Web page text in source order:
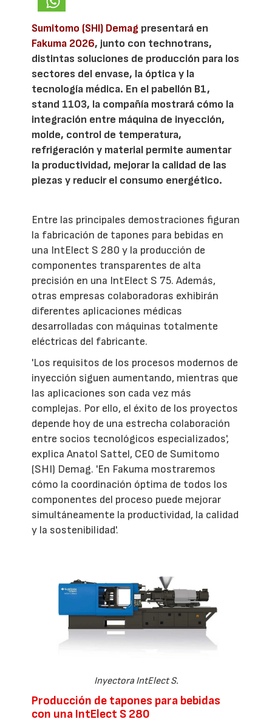
Sumitomo (SHI) Demag presentará en
Fakuma 2026, junto con technotrans,
distintas soluciones de producción para los
sectores del envase, la óptica y la
tecnología médica. En el pabellón B1,
stand 1103, la compañía mostrará cómo la
integración entre máquina de inyección,
molde, control de temperatura,
refrigeración y material permite aumentar
la productividad, mejorar la calidad de las
piezas y reducir el consumo energético.
Entre las principales demostraciones figuran
la fabricación de tapones para bebidas en
una IntElect S 280 y la producción de
componentes transparentes de alta
precisión en una IntElect S 75. Además,
otras empresas colaboradoras exhibirán
diferentes aplicaciones médicas
desarrolladas con máquinas totalmente
eléctricas del fabricante.
'Los requisitos de los procesos modernos de
inyección siguen aumentando, mientras que
las aplicaciones son cada vez más
complejas. Por ello, el éxito de los proyectos
depende hoy de una estrecha colaboración
entre socios tecnológicos especializados',
explica Anatol Sattel, CEO de Sumitomo
(SHI) Demag. 'En Fakuma mostraremos
cómo la coordinación óptima de todos los
componentes del proceso puede mejorar
simultáneamente la productividad, la calidad
y la sostenibilidad'.
Inyectora IntElect S.
Producción de tapones para bebidas
con una IntElect S 280